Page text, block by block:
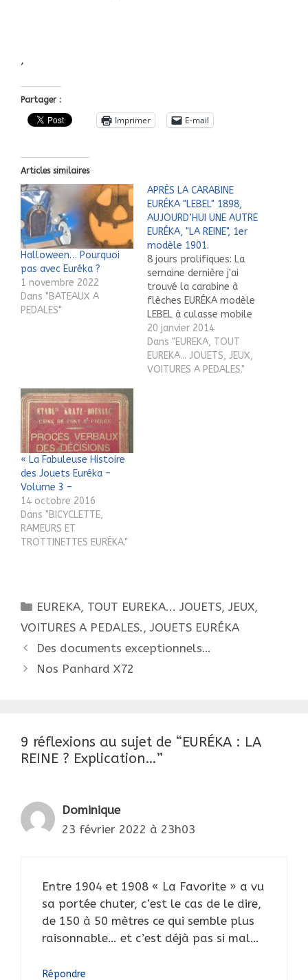
,
Partager :
Imprimer E-mail
Articles similaires
Halloween… Pourquoi
pas avec Euréka ?
1 novembre 2022
Dans "BATEAUX A
PEDALES"
APRÈS LA CARABINE
EURÉKA "LEBEL" 1898,
AUJOURD’HUI UNE AUTRE
EURÉKA, "LA REINE", 1er
modèle 1901.
8 jours prolifiques: La
semaine dernière j'ai
trouvé la carabine à
flèches EURÉKA modèle
LEBEL à culasse mobile
1898, une belle pièce, et
aujourd'hui je trouve la
carabine à plombs
EURÉKA "LA REINE",
20 janvier 2014
Dans "EUREKA, TOUT
EUREKA... JOUETS, JEUX,
VOITURES A PEDALES."
« La Fabuleuse Histoire
des Jouets Euréka –
Volume 3 –
14 octobre 2016
Dans "BICYCLETTE,
RAMEURS ET
TROTTINETTES EURÉKA."
Catégories
EUREKA, TOUT EUREKA... JOUETS, JEUX,
VOITURES A PEDALES. , JOUETS EURÉKA
Navigation
des
Des documents exceptionnels…
Nos Panhard X72
9 réflexions au sujet de “EURÉKA : LA
REINE ? Explication…”
Dominique
23 février 2022 à 23h03
Entre 1904 et 1908 « La Favorite » a vu
sa portée chuter, c’est le cas de le dire,
de 150 à 50 mètres ce qui semble plus
raisonnable… et c’est déjà pas si mal…
Répondre